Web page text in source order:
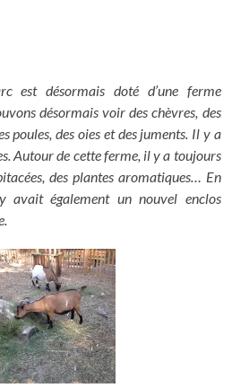
est désormais doté d’une ferme
désormais voir des chèvres, des
poules, des oies et des juments. Il y a
Autour de cette ferme, il y a toujours
des plantes aromatiques… En
avait également un nouvel enclos